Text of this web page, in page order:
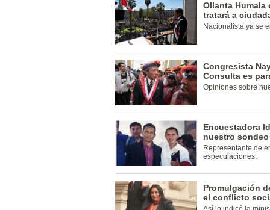
Ollanta Humala
tratará a
Nacionalista ya se
Congresista
Consulta es
Opiniones sobre
Encuestadora
nuestro sondeo
Representante de
especulaciones.
Promulgación
el conflicto